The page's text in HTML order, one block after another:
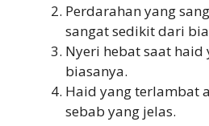
Perdarahan yang
sangat sedikit dari
Nyeri hebat saat
biasanya.
Haid yang terlambat
sebab yang jelas.